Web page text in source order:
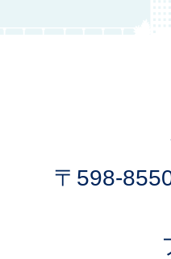
〒598-